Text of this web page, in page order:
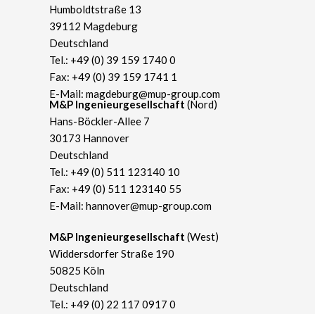
​M&P Ingenieurgesellschaft (Nord)
Hans-Böckler-Allee 7
30173 Hannover
Deutschland
Tel.: +49 (0) 511 123140 10
Fax: +49 (0) 511 123140 55
E-Mail: hannover@mup-group.com
​M&P Ingenieurgesellschaft (West)
Widdersdorfer Straße 190
50825 Köln
Deutschland
Tel.: +49 (0) 22 117 0917 0
Humboldtstraße 13
39112 Magdeburg
Deutschland
Tel.: +49 (0) 39 159 1740 0
Fax: +49 (0) 39 159 1741 1
E-Mail: magdeburg@mup-group.com